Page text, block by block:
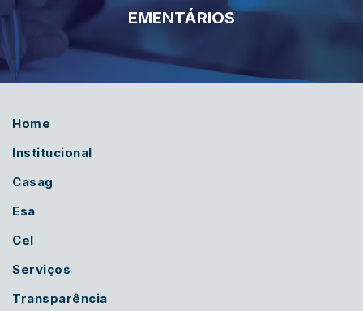
EMENTÁRIOS
Home
Institucional
Casag
Esa
Cel
Serviços
Transparência